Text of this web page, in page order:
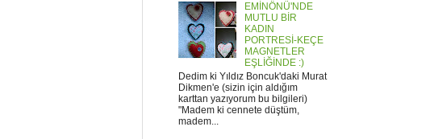
EMİNÖNÜ'NDE
MUTLU BİR
KADIN
PORTRESİ-KEÇE
MAGNETLER
EŞLİĞİNDE :)
Dedim ki Yıldız Boncuk'daki Murat
Dikmen'e (sizin için aldığım
karttan yazıyorum bu bilgileri)
"Madem ki cennete düştüm,
madem...